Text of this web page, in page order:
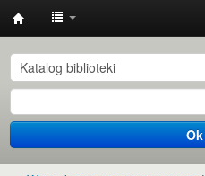
Instytut
Etnologii
i
Antropologii
Kulturowej
UW
Ok